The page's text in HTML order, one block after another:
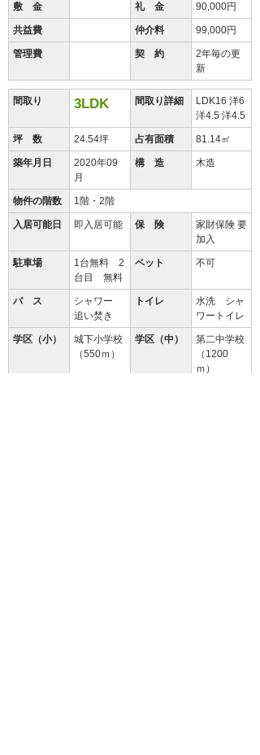
敷 金 礼 金 90,000円
共益費 仲介料 99,000円
管理費 契 約
2年毎の更
新
間取り 3LDK 間取り詳細
LDK16 洋6
洋4.5 洋4.5
坪 数 24.54坪 占有面積 81.14㎡
築年月日
2020年09
月
構 造 木造
物件の階数 1階・2階
入居可能日 即入居可能 保 険
家財保険 要
加入
駐車場
1台無料 2
台目 無料
ペット 不可
バ ス
シャワー
追い焚き
トイレ
水洗 シャ
ワートイレ
学区（小）
城下小学校
（550ｍ）
学区（中）
第二中学校
（1200
ｍ）